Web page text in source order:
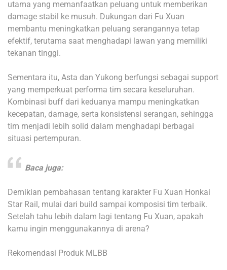
utama yang memanfaatkan peluang untuk memberikan
damage stabil ke musuh. Dukungan dari Fu Xuan
membantu meningkatkan peluang serangannya tetap
efektif, terutama saat menghadapi lawan yang memiliki
tekanan tinggi.
Sementara itu, Asta dan Yukong berfungsi sebagai support
yang memperkuat performa tim secara keseluruhan.
Kombinasi buff dari keduanya mampu meningkatkan
kecepatan, damage, serta konsistensi serangan, sehingga
tim menjadi lebih solid dalam menghadapi berbagai
situasi pertempuran.
Baca juga:
Demikian pembahasan tentang karakter Fu Xuan Honkai
Star Rail, mulai dari build sampai komposisi tim terbaik.
Setelah tahu lebih dalam lagi tentang Fu Xuan, apakah
kamu ingin menggunakannya di arena?
Rekomendasi Produk MLBB